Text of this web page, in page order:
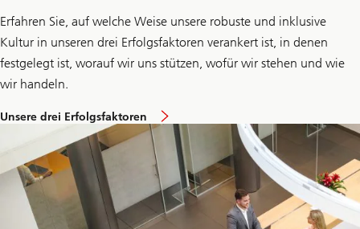
Erfahren Sie, auf welche Weise unsere robuste und inklusive
Kultur in unseren drei Erfolgsfaktoren verankert ist, in denen
festgelegt ist, worauf wir uns stützen, wofür wir stehen und wie
wir handeln.
Unsere drei Erfolgsfaktoren